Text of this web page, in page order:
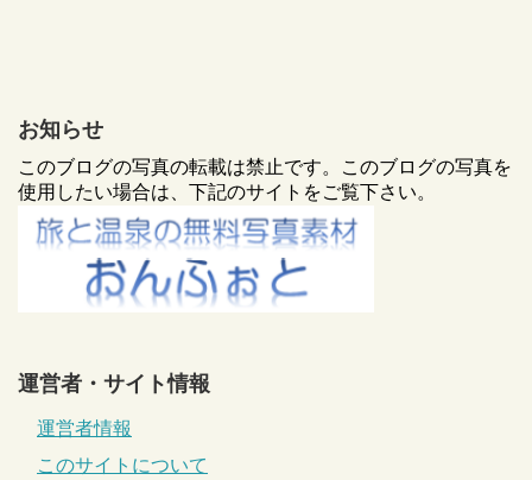
お知らせ
このブログの写真の転載は禁止です。このブログの写真を
使用したい場合は、下記のサイトをご覧下さい。
運営者・サイト情報
運営者情報
このサイトについて